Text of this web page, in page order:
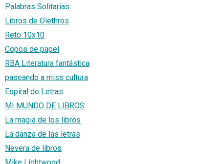
Palabras Solitarias
Libros de Olethros
Reto 10x10
Copos de papel
RBA Literatura fantástica
paseando a miss cultura
Espiral de Letras
MI MUNDO DE LIBROS
La magia de los libros
La danza de las letras
Nevera de libros